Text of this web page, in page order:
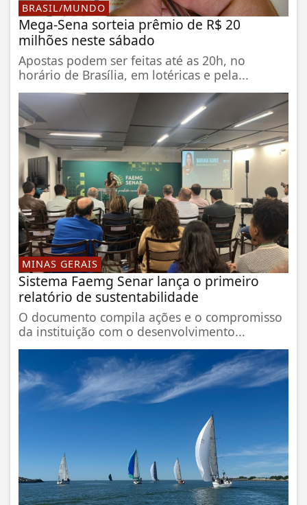
BRASIL/MUNDO
Mega-Sena sorteia prêmio de R$ 20
milhões neste sábado
Apostas podem ser feitas até as 20h, no
horário de Brasília, em lotéricas e pela...
MINAS GERAIS
Sistema Faemg Senar lança o primeiro
relatório de sustentabilidade
O documento compila ações e o compromisso
da instituição com o desenvolvimento...